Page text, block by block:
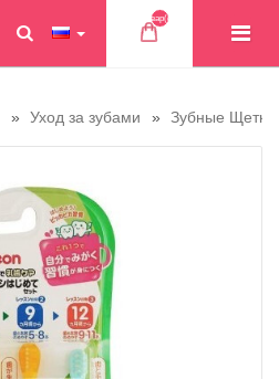
Товар(ов)
Уход за зубами Зубные Щетки